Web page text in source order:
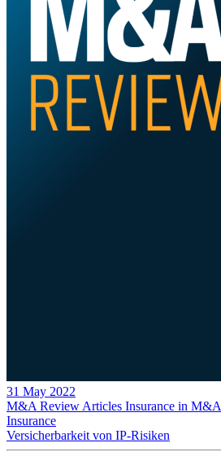
31 May 2022
M&A Review Articles Insurance in
Insurance
Versicherbarkeit von IP-Risiken